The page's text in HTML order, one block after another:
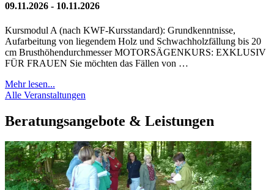
09.11.2026 - 10.11.2026
Kursmodul A (nach KWF-Kursstandard): Grundkenntnisse,
Aufarbeitung von liegendem Holz und Schwachholzfällung bis 20
cm Brusthöhendurchmesser MOTORSÄGENKURS: EXKLUSIV
FÜR FRAUEN Sie möchten das Fällen von …
Mehr lesen...
Alle Veranstaltungen
Beratungsangebote & Leistungen